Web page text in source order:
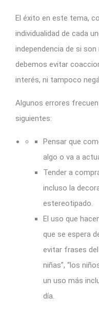
El éxito en este tema,
individualidad de cada
independencia de si
debemos evitar
interés, ni tampoco
Algunos errores
siguientes:
Pensar que
algo o va a
Tender a
incluso la
estereotipado.
El uso que
que se espera
evitar frases
niñas”, “los
un uso más
día.